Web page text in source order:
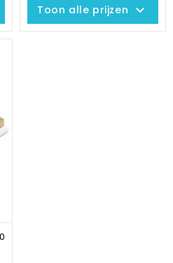
Toon alle prijzen keyboard_arrow_down